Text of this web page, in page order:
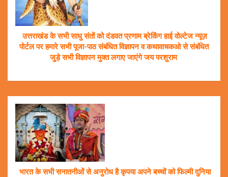
उत्तराखंड के सभी साधु संतों को दंडवत प्रणाम ब्रेकिंग हाई वोल्टेज न्यूज़
पोर्टल पर हमारे सभी पूजा-पाठ संबंधित विज्ञापन व कथावाचकओ से संबंधित
जुड़े सभी विज्ञापन मुक्त लगाए जाएंगे जय परशुराम
भारत के सभी सनातनीओं से अनुरोध है कृपया अपने बच्चों को फिल्मी दुनिया